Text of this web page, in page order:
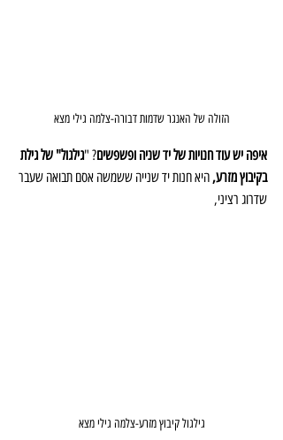
הזולה של האנגר שדמות דבורה-צלמה גילי מצא
איפה יש עוד חנויות של יד שניה ופשפשים? "גילגול" של גילת
בקיבוץ מזרע, היא חנות יד שנייה ששמשה אסם תבואה שעבר
שדרוג רציני,
גילגול קיבוץ מזרע-צלמה גילי מצא